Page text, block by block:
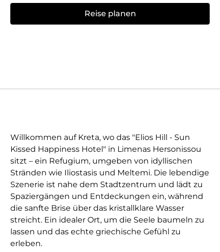
Reise planen
Willkommen auf Kreta, wo das "Elios Hill - Sun
Kissed Happiness Hotel" in Limenas Hersonissou
sitzt – ein Refugium, umgeben von idyllischen
Stränden wie Iliostasis und Meltemi. Die lebendige
Szenerie ist nahe dem Stadtzentrum und lädt zu
Spaziergängen und Entdeckungen ein, während
die sanfte Brise über das kristallklare Wasser
streicht. Ein idealer Ort, um die Seele baumeln zu
lassen und das echte griechische Gefühl zu
erleben.